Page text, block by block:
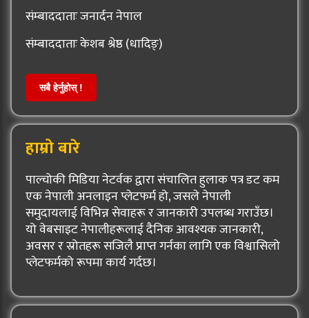
संम्बाददाताः जनार्दन नेपाल
संम्बाददाताः केशब श्रेष्ठ (धादिङ्)
सबै हेर्नुहोस् !
हाम्रो बारे
पाल्चोकी मिडिया नेटर्वक द्वारा संचालित हुलाक पत्र डट कम
एक नेपाली अनलाइन प्लेटफर्म हो, जसले नेपाली
समुदायलाई विभिन्न सेवाहरू र जानकारी उपलब्ध गराउँछ।
यो वेबसाइट नेपालीहरूलाई दैनिक आवश्यक जानकारी,
अवसर र स्रोतहरू सजिलै प्राप्त गर्नका लागि एक विश्वासिलो
प्लेटफर्मको रूपमा कार्य गर्दछ।